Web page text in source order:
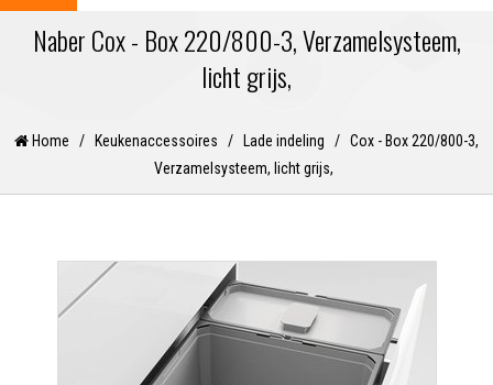
Naber Cox - Box 220/800-3, Verzamelsysteem,
licht grijs,
Home / Keukenaccessoires / Lade indeling / Cox - Box 220/800-3,
Verzamelsysteem, licht grijs,